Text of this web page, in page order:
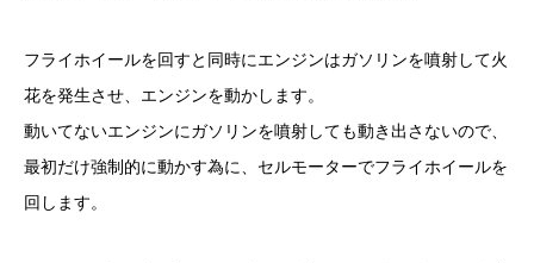
フライホイールを回すと同時にエンジンはガソリンを噴射して火
花を発生させ、エンジンを動かします。
動いてないエンジンにガソリンを噴射しても動き出さないので、
最初だけ強制的に動かす為に、セルモーターでフライホイールを
回します。